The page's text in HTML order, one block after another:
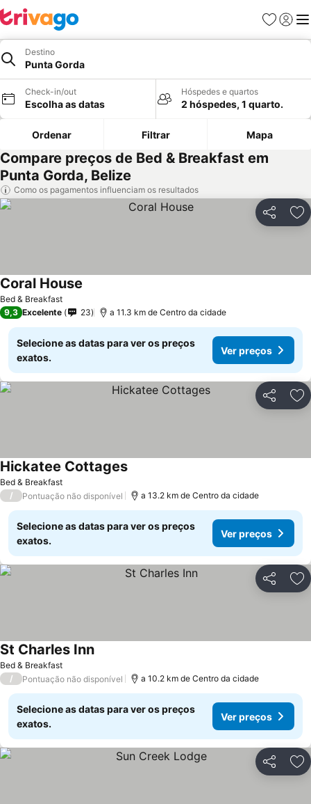
Favoritos
Iniciar
Destino
Punta Gorda
Check-in/out
Escolha as datas
Hóspedes e quartos
2 hóspedes, 1 quarto.
Ordenar Filtrar Mapa
Compare preços de Bed & Breakfast em
Punta Gorda, Belize
Como os pagamentos influenciam os resultados
Partilhar
Bed & Breakfast
Coral House
9,3 Excelente 23 a 11.3 km de Centro da cidade
Selecione as datas para ver os preços
exatos.
Ver preços
Partilhar
Bed & Breakfast
Hickatee CottagesVer preços
/ Pontuação não disponível a 13.2 km de Centro da cidade
Selecione as datas para ver os preços
exatos.
Ver preços
Partilhar
Bed & Breakfast
St Charles InnVer preços
/ Pontuação não disponível a 10.2 km de Centro da cidade
Selecione as datas para ver os preços
exatos.
Ver preços
Partilhar